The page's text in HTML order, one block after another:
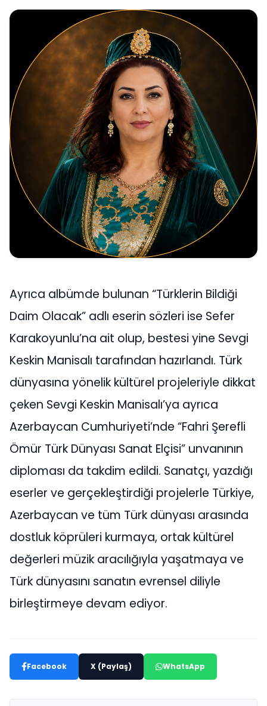
Ayrıca albümde bulunan “Türklerin Bildiği
Daim Olacak” adlı eserin sözleri ise Sefer
Karakoyunlu’na ait olup, bestesi yine Sevgi
Keskin Manisalı tarafından hazırlandı. Türk
dünyasına yönelik kültürel projeleriyle dikkat
çeken Sevgi Keskin Manisalı’ya ayrıca
Azerbaycan Cumhuriyeti’nde “Fahri Şerefli
Ömür Türk Dünyası Sanat Elçisi” unvanının
diploması da takdim edildi. Sanatçı, yazdığı
eserler ve gerçekleştirdiği projelerle Türkiye,
Azerbaycan ve tüm Türk dünyası arasında
dostluk köprüleri kurmaya, ortak kültürel
değerleri müzik aracılığıyla yaşatmaya ve
Türk dünyasını sanatın evrensel diliyle
birleştirmeye devam ediyor.
Facebook X (Paylaş) WhatsApp